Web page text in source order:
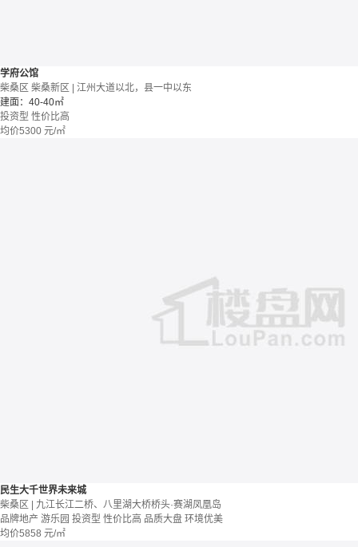
学府公馆
柴桑区 柴桑新区 | 江州大道以北，县一中以东
建面：40-40㎡
投资型 性价比高
均价5300 元/㎡
民生大千世界未来城
柴桑区 | 九江长江二桥、八里湖大桥桥头·赛湖凤凰岛
品牌地产 游乐园 投资型 性价比高 品质大盘 环境优美
均价5858 元/㎡